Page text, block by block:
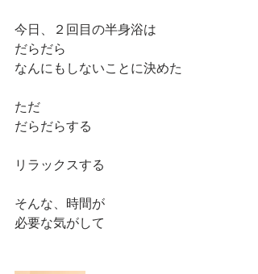
今日、２回目の半身浴は
だらだら
なんにもしないことに決めた
ただ
だらだらする
リラックスする
そんな、時間が
必要な気がして